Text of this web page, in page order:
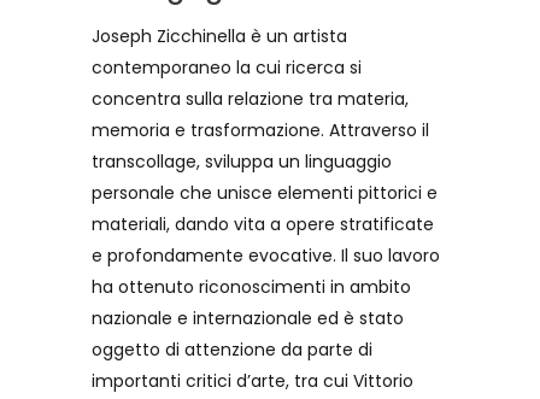
Joseph Zicchinella è un artista
contemporaneo la cui ricerca si
concentra sulla relazione tra materia,
memoria e trasformazione. Attraverso il
transcollage, sviluppa un linguaggio
personale che unisce elementi pittorici e
materiali, dando vita a opere stratificate
e profondamente evocative. Il suo lavoro
ha ottenuto riconoscimenti in ambito
nazionale e internazionale ed è stato
oggetto di attenzione da parte di
importanti critici d’arte, tra cui Vittorio